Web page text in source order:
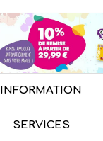
INFORMATION
SERVICES